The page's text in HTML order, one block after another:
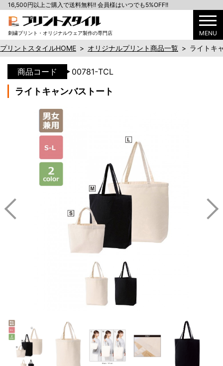
刺繍プリント・オリジナルウェア製作の専門店 MENU
16,500円以上ご購入で送料無料!! 会員様はいつでも5%OFF!!
プリントスタイルHOME > オリジナルプリント商品一覧 > ライトキ
商品コード 00781-TCL
ライトキャンバストート